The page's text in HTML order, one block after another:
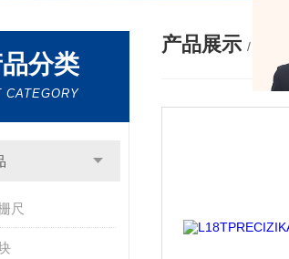
分类
CATEGORY
尺
产品展示 /